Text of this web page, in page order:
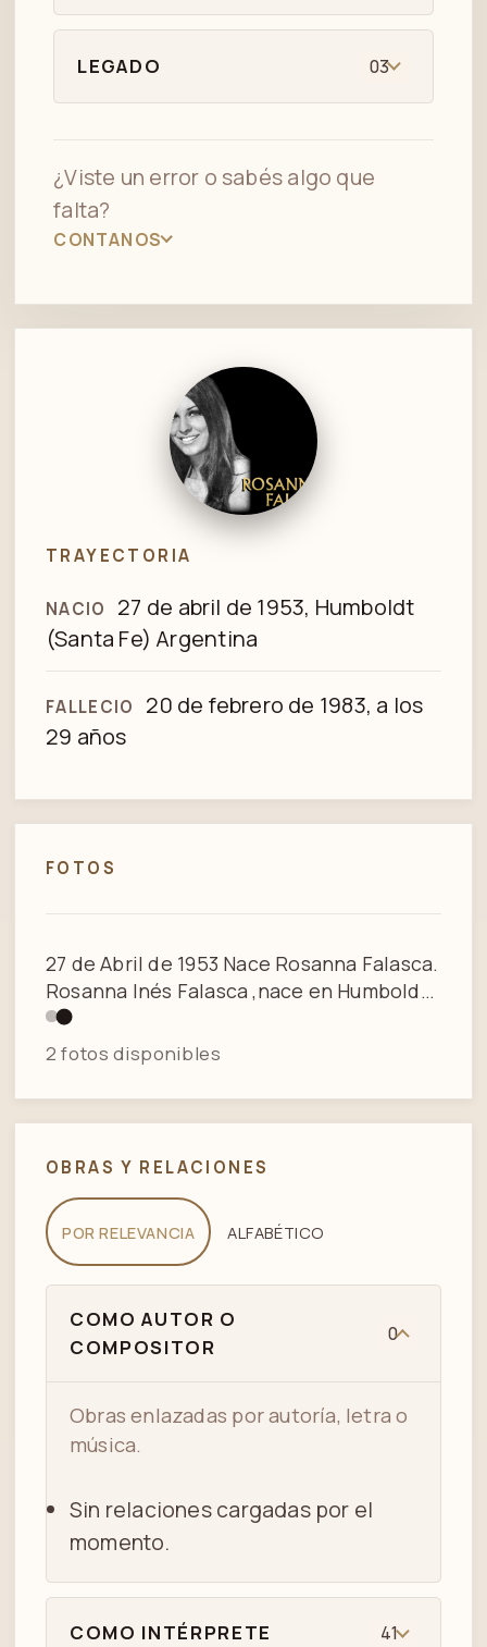
LEGADO 03
¿Viste un error o sabés algo que
falta?
CONTANOS
TRAYECTORIA
NACIO
27 de abril de 1953, Humboldt
(Santa Fe) Argentina
FALLECIO
20 de febrero de 1983, a los
29 años
FOTOS
Rosanna Inés Falasca murió en Don
Torcuato, provincia de Buenos Aires, el 20
de febrero de 1983, fue una cantante de
tangos argentina.
2 fotos disponibles
OBRAS Y RELACIONES
POR RELEVANCIA ALFABÉTICO
COMO AUTOR O
COMPOSITOR
0
Obras enlazadas por autoría, letra o
música.
Sin relaciones cargadas por el
momento.
COMO INTÉRPRETE 41